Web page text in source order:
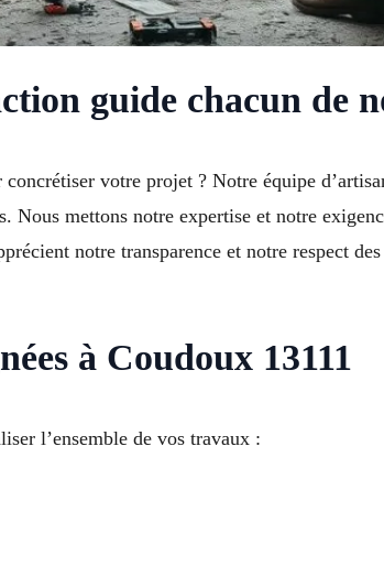
guide chacun de
votre projet ? Notre équipe
mettons notre expertise et notre
notre transparence et notre respect
à Coudoux 13111
l’ensemble de vos travaux :